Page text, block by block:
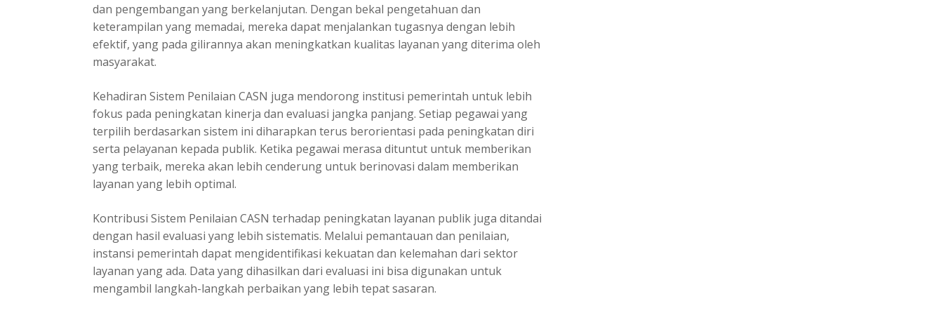
dan pengembangan yang berkelanjutan. Dengan bekal pengetahuan dan
keterampilan yang memadai, mereka dapat menjalankan tugasnya dengan lebih
efektif, yang pada gilirannya akan meningkatkan kualitas layanan yang diterima oleh
masyarakat.
Kehadiran Sistem Penilaian CASN juga mendorong institusi pemerintah untuk lebih
fokus pada peningkatan kinerja dan evaluasi jangka panjang. Setiap pegawai yang
terpilih berdasarkan sistem ini diharapkan terus berorientasi pada peningkatan diri
serta pelayanan kepada publik. Ketika pegawai merasa dituntut untuk memberikan
yang terbaik, mereka akan lebih cenderung untuk berinovasi dalam memberikan
layanan yang lebih optimal.
Kontribusi Sistem Penilaian CASN terhadap peningkatan layanan publik juga ditandai
dengan hasil evaluasi yang lebih sistematis. Melalui pemantauan dan penilaian,
instansi pemerintah dapat mengidentifikasi kekuatan dan kelemahan dari sektor
layanan yang ada. Data yang dihasilkan dari evaluasi ini bisa digunakan untuk
mengambil langkah-langkah perbaikan yang lebih tepat sasaran.